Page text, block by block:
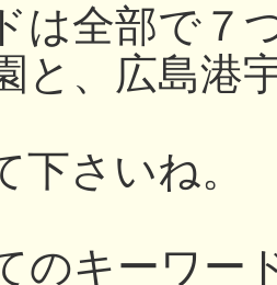
ドは全部
と、広島港
下さいね。
のキーワー